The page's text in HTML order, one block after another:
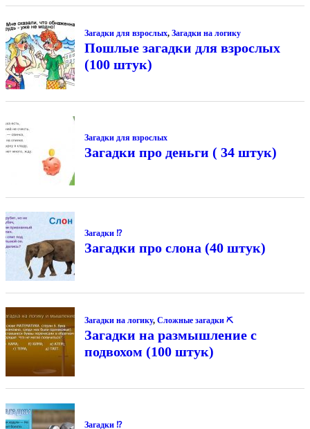
Загадки для взрослых, Загадки на логику
Пошлые загадки для взрослых
(100 штук)
Загадки для взрослых
Загадки про деньги ( 34 штук)
Загадки ⁉
Загадки про слона (40 штук)
Загадки на логику, Сложные загадки ⛏
Загадки на размышление с
подвохом (100 штук)
Загадки ⁉